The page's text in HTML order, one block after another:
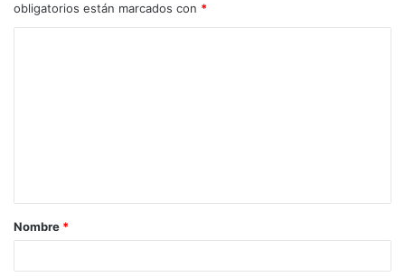
obligatorios están marcados con *
Nombre *